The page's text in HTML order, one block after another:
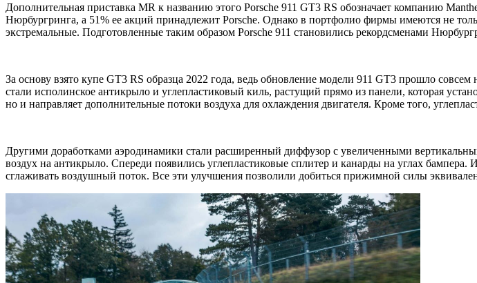
Дополнительная приставка MR к названию этого Porsche 911 GT3 RS обозначает компанию
Нюрбургринга, а 51% ее акций принадлежит Porsche. Однако в портфолио фирмы имеются не
экстремальные. Подготовленные таким образом Porsche 911 становились рекордсменами
За основу взято купе GT3 RS образца 2022 года, ведь обновление модели 911 GT3 прошло
стали исполинское антикрыло и углепластиковый киль, растущий прямо из панели, которая
но и направляет дополнительные потоки воздуха для охлаждения двигателя. Кроме того,
Другими доработками аэродинамики стали расширенный диффузор с увеличенными
воздух на антикрыло. Спереди появились углепластиковые сплитер и канарды на углах
сглаживать воздушный поток. Все эти улучшения позволили добиться прижимной силы